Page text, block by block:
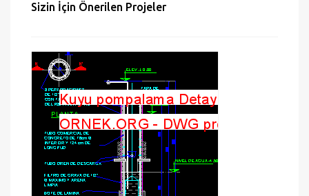
Sizin İçin Önerilen Projeler